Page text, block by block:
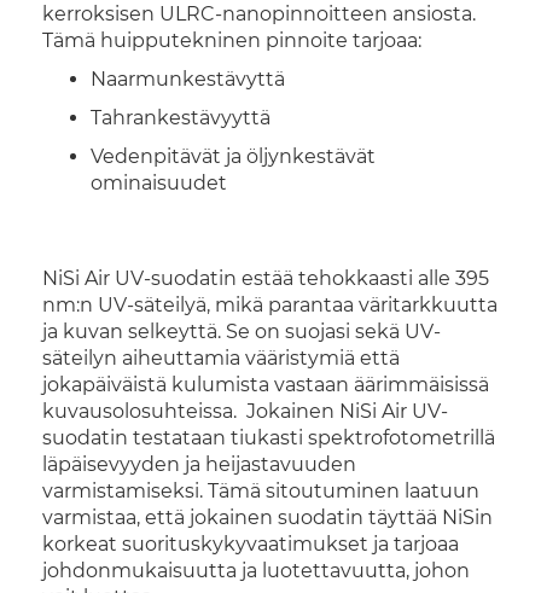
kerroksisen ULRC-nanopinnoitteen ansiosta.
Tämä huipputekninen pinnoite tarjoaa:
Naarmunkestävyttä
Tahrankestävyyttä
Vedenpitävät ja öljynkestävät
ominaisuudet
NiSi Air UV-suodatin estää tehokkaasti alle 395
nm:n UV-säteilyä, mikä parantaa väritarkkuutta
ja kuvan selkeyttä. Se on suojasi sekä UV-
säteilyn aiheuttamia vääristymiä että
jokapäiväistä kulumista vastaan äärimmäisissä
kuvausolosuhteissa. Jokainen NiSi Air UV-
suodatin testataan tiukasti spektrofotometrillä
läpäisevyyden ja heijastavuuden
varmistamiseksi. Tämä sitoutuminen laatuun
varmistaa, että jokainen suodatin täyttää NiSin
korkeat suorituskykyvaatimukset ja tarjoaa
johdonmukaisuutta ja luotettavuutta, johon